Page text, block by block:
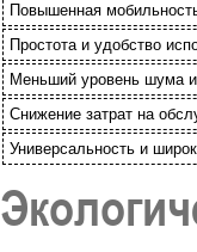
Повышенная
Простота и удобство
Меньший уровень шума
Снижение затрат на
Универсальность и